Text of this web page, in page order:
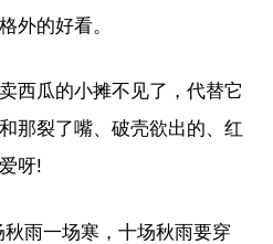
外的好看。
西瓜的小摊不见了，代替它
那裂了嘴、破壳欲出的、红
呀!
雨一场寒，十场秋雨要穿